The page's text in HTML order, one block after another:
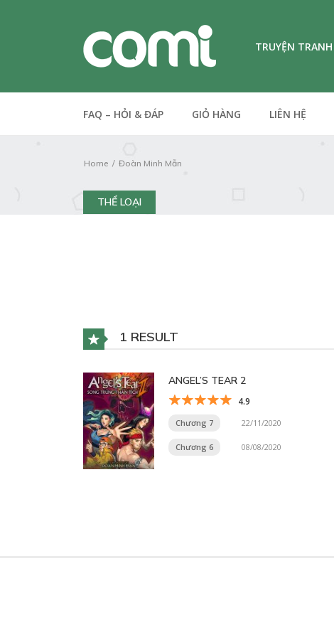
TRUYỆN TRANH
FAQ – HỎI & ĐÁP GIỎ HÀNG LIÊN HỆ
Home Đoàn Minh Mẫn
THỂ LOẠI
1 RESULT
ANGEL’S TEAR 2
4.9
Chương 7 22/11/2020
Chương 6 08/08/2020